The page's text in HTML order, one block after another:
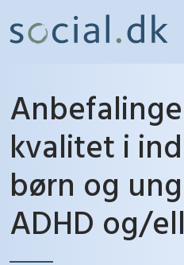
kvalitet i
børn og
ADHD og/